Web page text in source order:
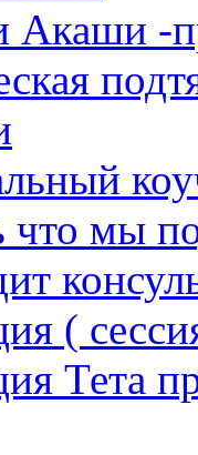
Акаши -
что мы
(
Тета